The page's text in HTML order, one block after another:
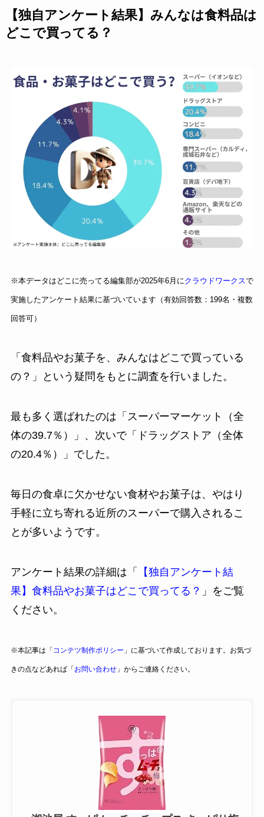
【独自アンケート結果】みんなは食料品は
どこで買ってる？
※本データはどこに売ってる編集部が2025年6月にクラウドワークスで
実施したアンケート結果に基づいています（有効回答数：199名・複数
回答可）
「食料品やお菓子を、みんなはどこで買っている
の？」という疑問をもとに調査を行いました。
最も多く選ばれたのは「スーパーマーケット（全
体の39.7％）」、次いで「ドラッグストア（全体
の20.4％）」でした。
毎日の食卓に欠かせない食材やお菓子は、やはり
手軽に立ち寄れる近所のスーパーで購入されるこ
とが多いようです。
アンケート結果の詳細は「
【独自アンケート結
果】食料品やお菓子はどこで買ってる？ 」をご覧
ください。
※本記事は「 コンテツ制作ポリシー 」に基づいて作成しております。お気づ
きの点などあれば「 お問い合わせ」からご連絡ください。